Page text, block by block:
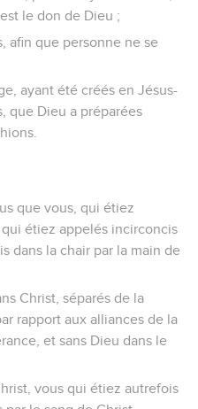
le don de Dieu ;
afin que personne ne se
ayant été créés en Jésus-
que Dieu a préparées
que vous, qui étiez
étiez appelés incirconcis
dans la chair par la main de
Christ, séparés de la
rapport aux alliances de la
et sans Dieu dans le
vous qui étiez autrefois